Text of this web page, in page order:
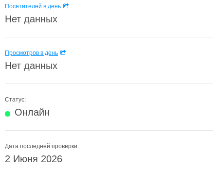
Посетителей в день
Нет данных
Просмотров в день
Нет данных
Статус:
Онлайн
Дата последней проверки:
2 Июня 2026